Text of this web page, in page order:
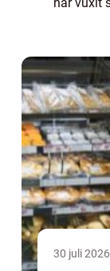
produkt
30 juli 2026